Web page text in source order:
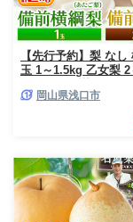
【先行予約】梨 なし
玉 1～1.5kg 乙女梨 2
中旬-12月下旬頃より
岡山県 浅口市 果物
詰め合わせ あたご梨
岡山県浅口市